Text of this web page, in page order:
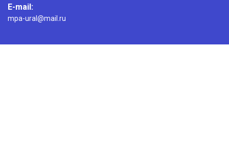
E-mail:
mpa-ural@mail.ru